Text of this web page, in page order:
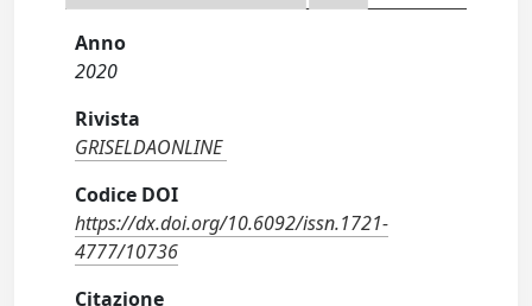
Anno
2020
Rivista
GRISELDAONLINE
Codice DOI
https://dx.doi.org/10.6092/issn.1721-
4777/10736
Citazione